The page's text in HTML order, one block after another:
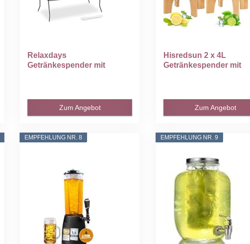
Relaxdays
Getränkespender mit
Zum Angebot
Hisredsun 2 x 4L
Getränkespender mit
Zum Angebot
EMPFEHLUNG NR. 8 EMPFEHLUNG NR. 9